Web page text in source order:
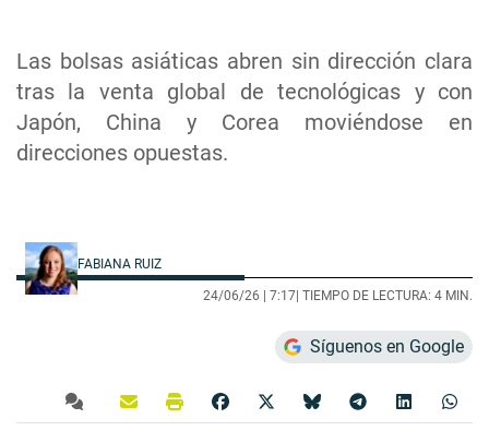
Las bolsas asiáticas abren sin dirección clara
tras la venta global de tecnológicas y con
Japón, China y Corea moviéndose en
direcciones opuestas.
FABIANA RUIZ
24/06/26 | 7:17| TIEMPO DE LECTURA: 4 MIN.
Síguenos en Google